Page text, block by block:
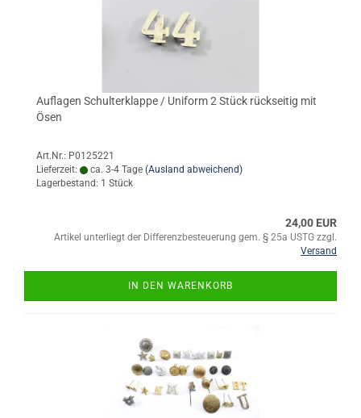
Auflagen Schulterklappe / Uniform 2 Stück rückseitig mit
Ösen
Art.Nr.: P0125221
Lieferzeit:
ca. 3-4 Tage (Ausland abweichend)
Lagerbestand: 1 Stück
24,00 EUR
Artikel unterliegt der Differenzbesteuerung gem. § 25a USTG zzgl.
Versand
IN DEN WARENKORB